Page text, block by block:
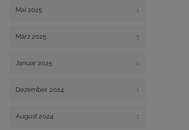
Mai 2025 1
März 2025 3
Januar 2025 1
Dezember 2024 1
August 2024 1